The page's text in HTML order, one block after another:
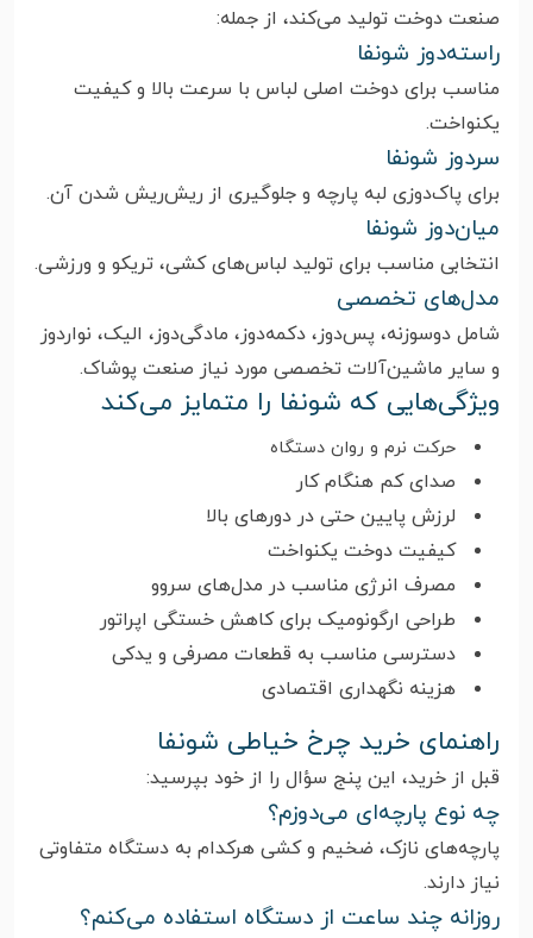
صنعت دوخت تولید می‌کند، از جمله:
راسته‌دوز شونفا
مناسب برای دوخت اصلی لباس با سرعت بالا و کیفیت
یکنواخت.
سردوز شونفا
برای پاک‌دوزی لبه پارچه و جلوگیری از ریش‌ریش شدن آن.
میان‌دوز شونفا
انتخابی مناسب برای تولید لباس‌های کشی، تریکو و ورزشی.
مدل‌های تخصصی
شامل دو‌سوزنه، پس‌دوز، دکمه‌دوز، مادگی‌دوز، الیک، نواردوز
و سایر ماشین‌آلات تخصصی مورد نیاز صنعت پوشاک.
ویژگی‌هایی که شونفا را متمایز می‌کند
حرکت نرم و روان دستگاه
صدای کم هنگام کار
لرزش پایین حتی در دورهای بالا
کیفیت دوخت یکنواخت
مصرف انرژی مناسب در مدل‌های سروو
طراحی ارگونومیک برای کاهش خستگی اپراتور
دسترسی مناسب به قطعات مصرفی و یدکی
هزینه نگهداری اقتصادی
راهنمای خرید چرخ خیاطی شونفا
قبل از خرید، این پنج سؤال را از خود بپرسید:
چه نوع پارچه‌ای می‌دوزم؟
پارچه‌های نازک، ضخیم و کشی هرکدام به دستگاه متفاوتی
نیاز دارند.
روزانه چند ساعت از دستگاه استفاده می‌کنم؟